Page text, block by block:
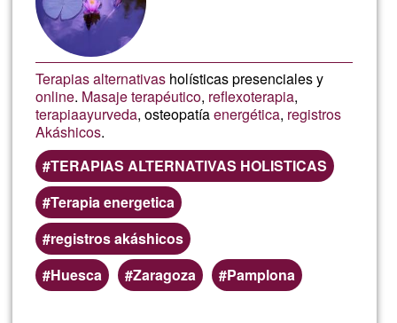
Terapias alternativas holísticas presenciales y
online. Masaje terapéutico, reflexoterapia,
terapiaayurveda, osteopatíaenergética, registros
Akáshicos.
TERAPIAS ALTERNATIVAS HOLISTICAS
Terapia energetica
registros akáshicos
Huesca
Zaragoza Pamplona